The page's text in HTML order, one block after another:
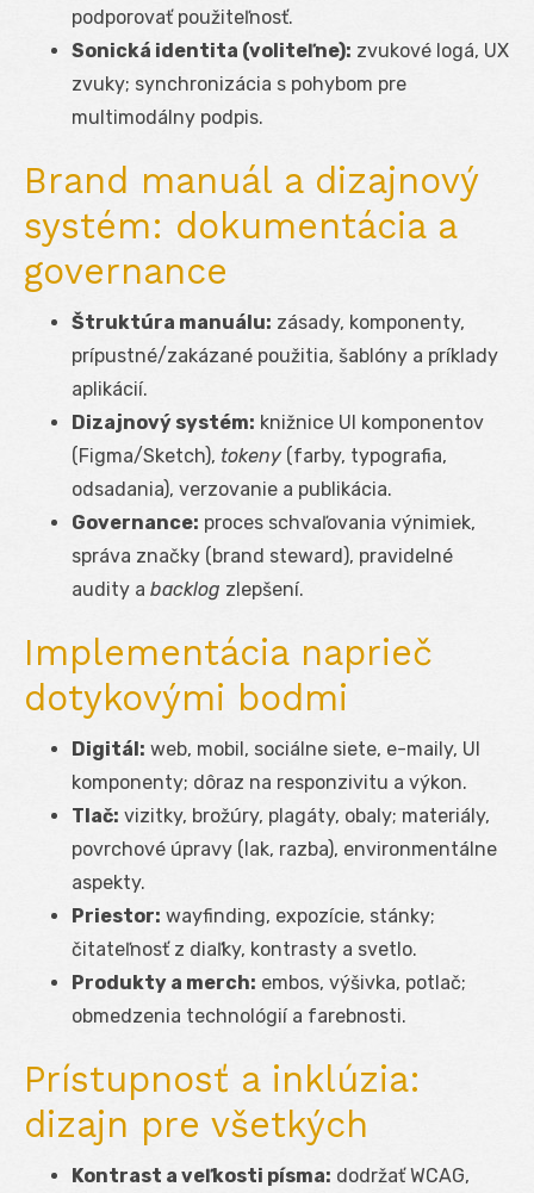
podporovať použiteľnosť.
Sonická identita (voliteľne): zvukové logá, UX
zvuky; synchronizácia s pohybom pre
multimodálny podpis.
Brand manuál a dizajnový
systém: dokumentácia a
governance
Štruktúra manuálu: zásady, komponenty,
prípustné/zakázané použitia, šablóny a príklady
aplikácií.
Dizajnový systém: knižnice UI komponentov
(Figma/Sketch), tokeny (farby, typografia,
odsadania), verzovanie a publikácia.
Governance: proces schvaľovania výnimiek,
správa značky (brand steward), pravidelné
audity a backlog zlepšení.
Implementácia naprieč
dotykovými bodmi
Digitál: web, mobil, sociálne siete, e-maily, UI
komponenty; dôraz na responzivitu a výkon.
Tlač: vizitky, brožúry, plagáty, obaly; materiály,
povrchové úpravy (lak, razba), environmentálne
aspekty.
Priestor: wayfinding, expozície, stánky;
čitateľnosť z diaľky, kontrasty a svetlo.
Produkty a merch: embos, výšivka, potlač;
obmedzenia technológií a farebnosti.
Prístupnosť a inklúzia:
dizajn pre všetkých
Kontrast a veľkosti písma: dodržať WCAG,